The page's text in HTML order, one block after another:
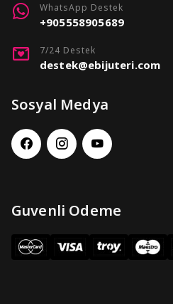
WhatsApp Destek
+905558905689
7/24 Destek
destek@ebijuteri.com
Sosyal Medya
Guvenli Odeme